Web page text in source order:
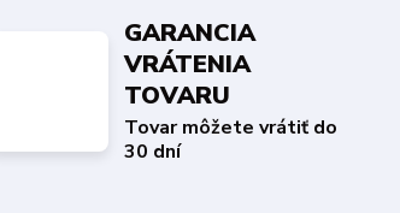
GARANCIA
VRÁTENIA
TOVARU
Tovar môžete vrátiť do
30 dní